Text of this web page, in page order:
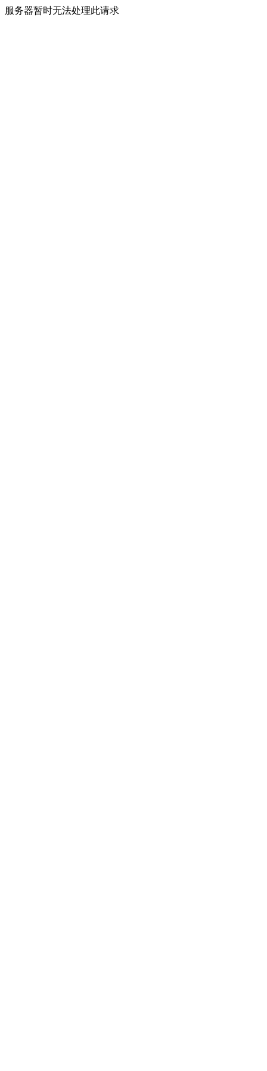
服务器暂时无法处理此请求